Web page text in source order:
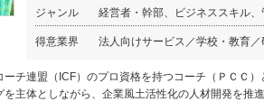
ジャンル 経営者・幹部、ビジネススキル、
得意業界 法人向けサービス／学校・教育
ーチ連盟（ICF）のプロ資格を持つコーチ（ＰＣＣ
を主体としながら、企業風土活性化の人材開発を推